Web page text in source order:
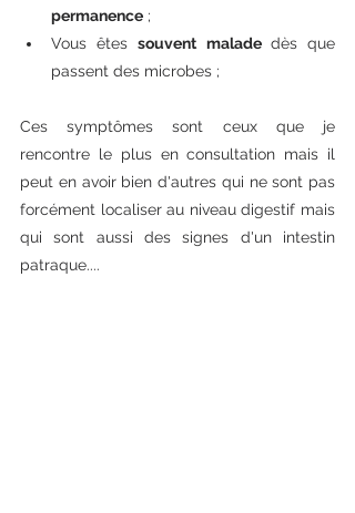
permanence ;
Vous êtes souvent malade dès que
passent des microbes ;
Ces symptômes sont ceux que je
rencontre le plus en consultation mais il
peut en avoir bien d'autres qui ne sont pas
forcément localiser au niveau digestif mais
qui sont aussi des signes d'un intestin
patraque....